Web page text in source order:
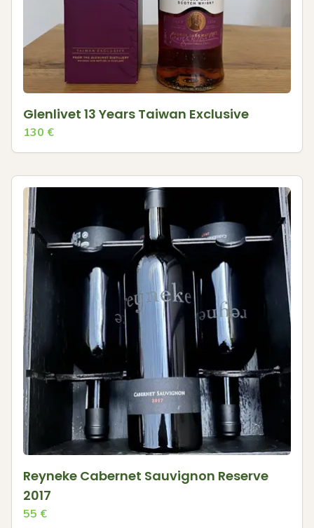
Glenlivet 13 Years Taiwan Exclusive
130 €
Reyneke Cabernet Sauvignon Reserve
2017
55 €